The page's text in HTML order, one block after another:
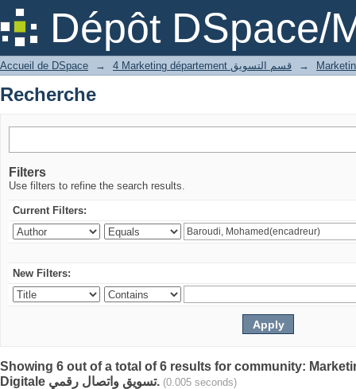
Dépôt DSpace/
Recherche
Accueil de DSpace → 4 Marketing département قسم التسويق →
Recherche
Filters
Use filters to refine the search results.
Current Filters:
New Filters:
Showing 6 out of a total of 6 results for community:
Digitale تسويق واتصال رقمي.
(0.005 seconds)